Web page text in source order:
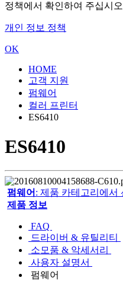
정책에서 확인하여 주십시
개인 정보 정책
OK
HOME
고객 지원
펌웨어
컬러 프린터
ES6410
ES6410
펌웨어 : 제품 카테고리에서
제품 정보
FAQ
드라이버 & 유틸리티
소모품 & 악세서리
사용자 설명서
펌웨어